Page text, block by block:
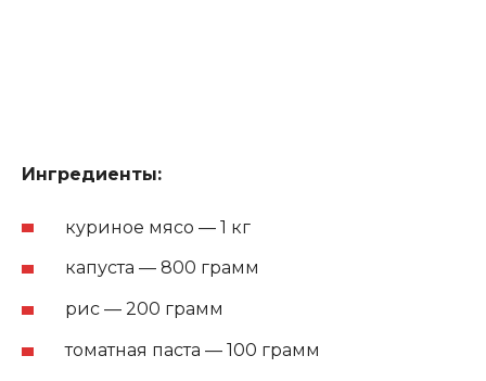
Ингредиенты:
куриное мясо — 1 кг
капуста — 800 грамм
рис — 200 грамм
томатная паста — 100 грамм